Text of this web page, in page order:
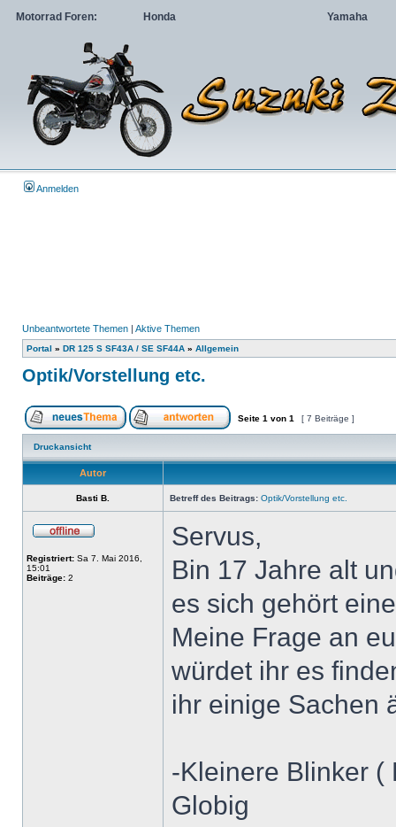
Motorrad Foren: Honda Yamaha
Anmelden
Unbeantwortete Themen | Aktive Themen
Portal » DR 125 S SF43A / SE SF44A » Allgemein
Optik/Vorstellung etc.
Seite 1 von 1 [ 7 Beiträge ]
Druckansicht
Autor
Basti B. Betreff des Beitrags: Optik/Vorstellung etc.
Registriert: Sa 7. Mai 2016,
15:01
Beiträge: 2
Servus,
Bin 17 Jahre alt
es sich gehört
Meine Frage an
würdet ihr es
ihr einige Sachen
-Kleinere Blinker (
Globig